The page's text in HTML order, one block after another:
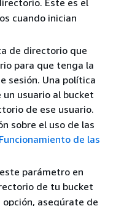
Este es el
cuando inician
de directorio que
para que tenga la
sesión. Una política
usuario al bucket
de ese usuario.
sobre el uso de las
Funcionamiento de las
parámetro en
de tu bucket
opción, asegúrate de